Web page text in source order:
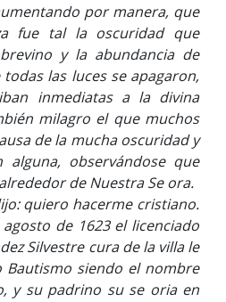
por manera, que
fue tal la oscuridad que
y la abundancia de
las luces se apagaron,
inmediatas a la divina
milagro el que muchos
de la mucha oscuridad y
alguna, observándose que
de Nuestra Se ora.
quiero hacerme cristiano.
de 1623 el licenciado
Silvestre cura de la villa le
Bautismo siendo el nombre
y su padrino su se oria en